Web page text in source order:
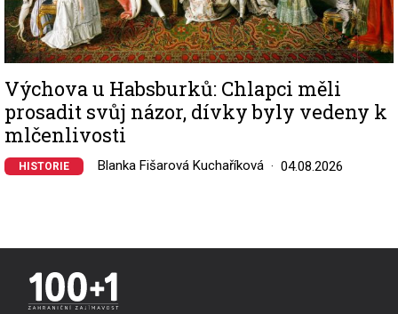
Výchova u Habsburků: Chlapci měli
prosadit svůj názor, dívky byly vedeny k
mlčenlivosti
HISTORIE Blanka Fišarová Kuchaříková 04.08.2026